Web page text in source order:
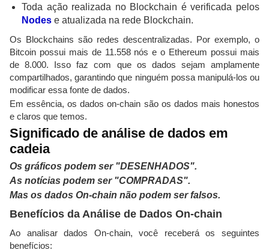
Toda ação realizada no Blockchain é verificada pelos
Nodes e atualizada na rede Blockchain.
Os Blockchains são redes descentralizadas. Por exemplo, o
Bitcoin possui mais de 11.558 nós e o Ethereum possui mais
de 8.000. Isso faz com que os dados sejam amplamente
compartilhados, garantindo que ninguém possa manipulá-los ou
modificar essa fonte de dados.
Em essência, os dados on-chain são os dados mais honestos
e claros que temos.
Significado de análise de dados em
cadeia
Os gráficos podem ser "DESENHADOS".
As notícias podem ser "COMPRADAS".
Mas os dados On-chain não podem ser falsos.
Benefícios da Análise de Dados On-chain
Ao analisar dados On-chain, você receberá os seguintes
benefícios: